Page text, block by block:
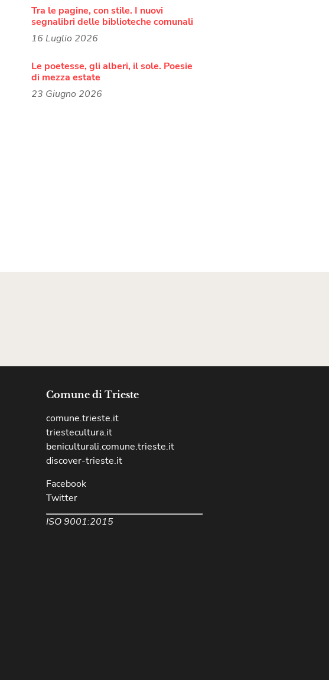
Tra le pagine, con stile. I nuovi
segnalibri delle biblioteche comunali
16 Luglio 2026
Le poetesse, gli alberi, il sole. Poesie
di mezza estate
23 Giugno 2026
Comune di Trieste
comune.trieste.it
triestecultura.it
beniculturali.comune.trieste.it
discover-trieste.it
Facebook
Twitter
ISO 9001:2015